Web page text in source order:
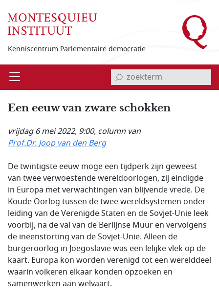
Kenniscentrum Parlementaire democratie
Open invoerveld zoekterm
Een eeuw van zware schokken
vrijdag 6 mei 2022, 9:00, column van
Prof.Dr. Joop van den Berg
De twintigste eeuw moge een tijdperk zijn geweest
van twee verwoestende wereldoorlogen, zij eindigde
in Europa met verwachtingen van blijvende vrede. De
Koude Oorlog tussen de twee wereldsystemen onder
leiding van de Verenigde Staten en de Sovjet-Unie leek
voorbij, na de val van de Berlijnse Muur en vervolgens
de ineenstorting van de Sovjet-Unie. Alleen de
burgeroorlog in Joegoslavië was een lelijke vlek op de
kaart. Europa kon worden verenigd tot een werelddeel
waarin volkeren elkaar konden opzoeken en
samenwerken aan welvaart.